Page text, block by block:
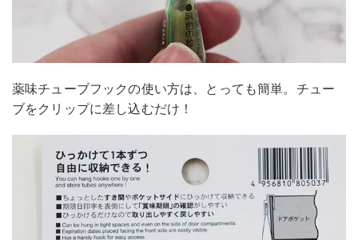
薬味チューブフックの使い方は、とっても簡単。チュー
ブをクリップに差し込むだけ！